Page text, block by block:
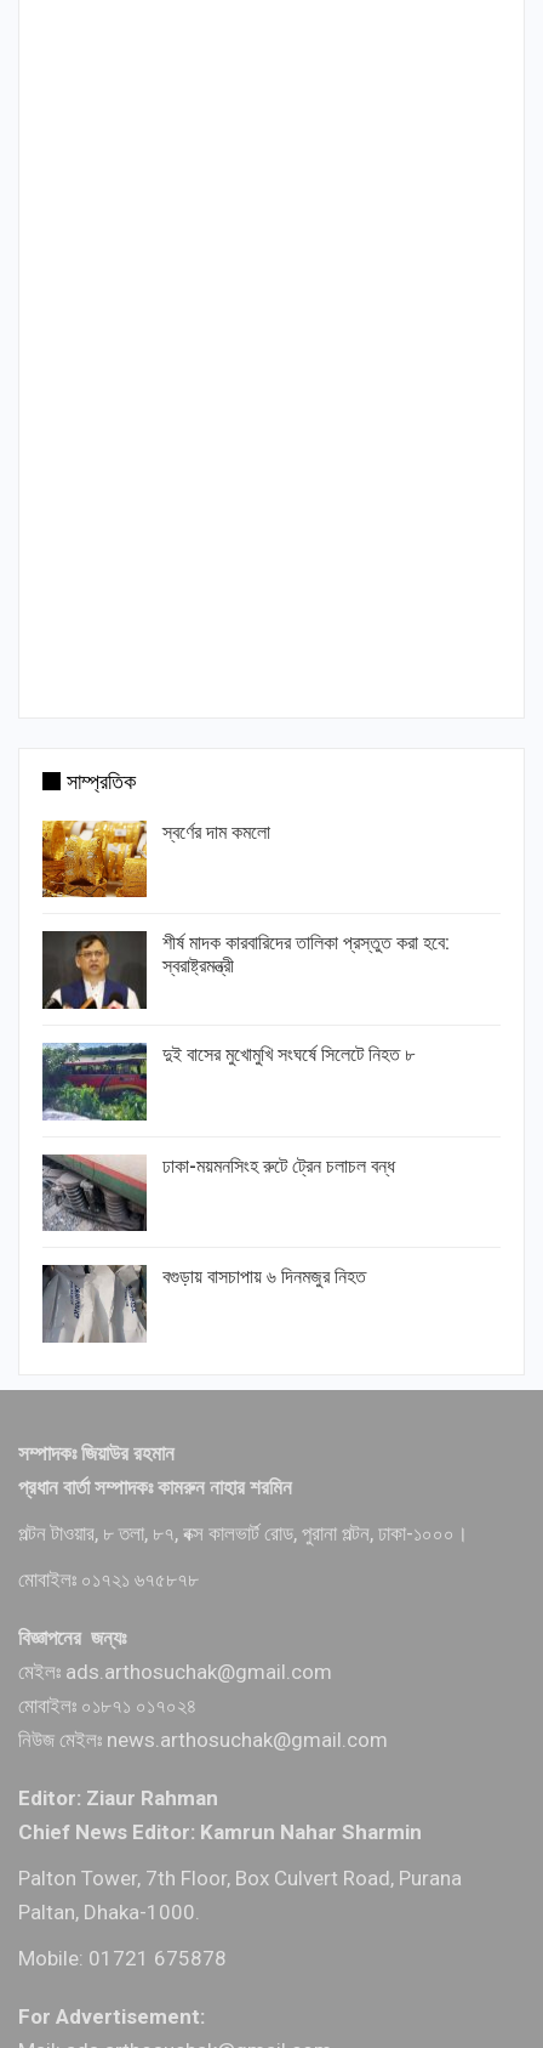
সাম্প্রতিক
স্বর্ণের দাম কমলো
শীর্ষ মাদক কারবারিদের তালিকা প্রস্তুত করা হবে:
স্বরাষ্ট্রমন্ত্রী
দুই বাসের মুখোমুখি সংঘর্ষে সিলেটে নিহত ৮
ঢাকা-ময়মনসিংহ রুটে ট্রেন চলাচল বন্ধ
বগুড়ায় বাসচাপায় ৬ দিনমজুর নিহত
সম্পাদকঃ জিয়াউর রহমান
প্রধান বার্তা সম্পাদকঃ কামরুন নাহার শরমিন
পল্টন টাওয়ার, ৮ তলা, ৮৭, বক্স কালভার্ট রোড, পুরানা পল্টন, ঢাকা-১০০০।
মোবাইলঃ ০১৭২১ ৬৭৫৮৭৮
বিজ্ঞাপনের জন্যঃ
মেইলঃ ads.arthosuchak@gmail.com
মোবাইলঃ ০১৮৭১ ০১৭০২৪
নিউজ মেইলঃ news.arthosuchak@gmail.com
Editor: Ziaur Rahman
Chief News Editor: Kamrun Nahar Sharmin
Palton Tower, 7th Floor, Box Culvert Road, Purana
Paltan, Dhaka-1000.
Mobile: 01721 675878
For Advertisement: